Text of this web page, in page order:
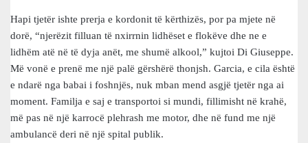
Hapi tjetër ishte prerja e kordonit të kërthizës, por pa mjete në
dorë, “njerëzit filluan të nxirrnin lidhëset e flokëve dhe ne e
lidhëm atë në të dyja anët, me shumë alkool,” kujtoi Di Giuseppe.
Më vonë e prenë me një palë gërshërë thonjsh. Garcia, e cila është
e ndarë nga babai i foshnjës, nuk mban mend asgjë tjetër nga ai
moment. Familja e saj e transportoi si mundi, fillimisht në krahë,
më pas në një karrocë plehrash me motor, dhe në fund me një
ambulancë deri në një spital publik.